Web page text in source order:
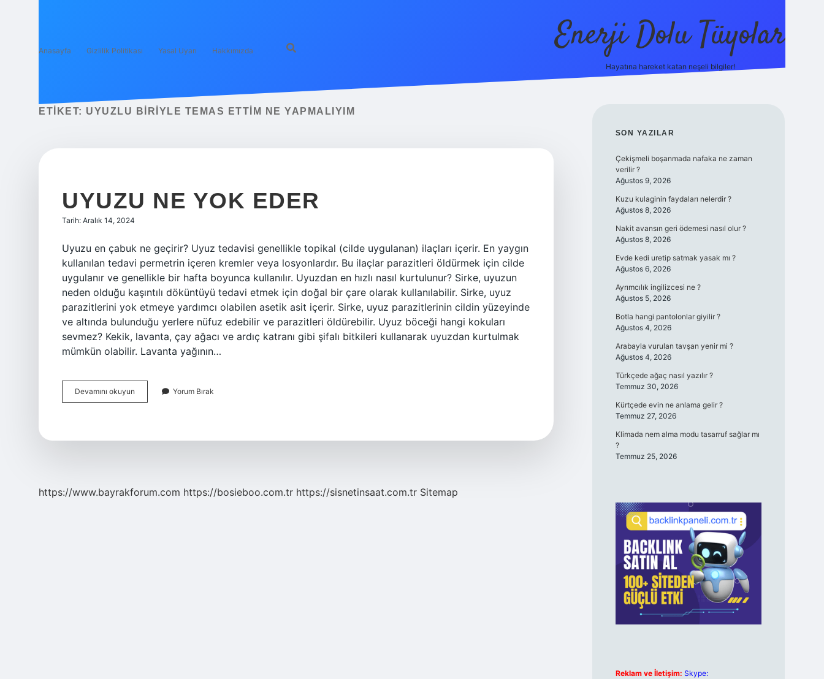
Anasayfa Gizlilik Politikası Yasal Uyarı Hakkımızda Enerji Dolu Tüyolar
Hayatına hareket katan neşeli bilgiler!
ETIKET: UYUZLU BIRIYLE TEMAS ETTIM NE YAPMALIYIM
UYUZU NE YOK EDER
Tarih: Aralık 14, 2024
Uyuzu en çabuk ne geçirir? Uyuz tedavisi genellikle topikal (cilde uygulanan) ilaçları içerir. En yaygın
kullanılan tedavi permetrin içeren kremler veya losyonlardır. Bu ilaçlar parazitleri öldürmek için cilde
uygulanır ve genellikle bir hafta boyunca kullanılır. Uyuzdan en hızlı nasıl kurtulunur? Sirke, uyuzun
neden olduğu kaşıntılı döküntüyü tedavi etmek için doğal bir çare olarak kullanılabilir. Sirke, uyuz
parazitlerini yok etmeye yardımcı olabilen asetik asit içerir. Sirke, uyuz parazitlerinin cildin yüzeyinde
ve altında bulunduğu yerlere nüfuz edebilir ve parazitleri öldürebilir. Uyuz böceği hangi kokuları
sevmez? Kekik, lavanta, çay ağacı ve ardıç katranı gibi şifalı bitkileri kullanarak uyuzdan kurtulmak
mümkün olabilir. Lavanta yağının…
Devamını okuyun
Ne
Yorum Bırak
https://www.bayrakforum.com https://bosieboo.com.tr https://sisnetinsaat.com.tr Sitemap
SIDEBAR
SON YAZILAR
Çekişmeli boşanmada nafaka ne zaman
verilir ?
Ağustos 9, 2026
Kuzu kulaginin faydaları nelerdir ?
Ağustos 8, 2026
Nakit avansın geri ödemesi nasıl olur ?
Ağustos 8, 2026
Evde kedi uretip satmak yasak mı ?
Ağustos 6, 2026
Ayrımcılık ingilizcesi ne ?
Ağustos 5, 2026
Botla hangi pantolonlar giyilir ?
Ağustos 4, 2026
Arabayla vurulan tavşan yenir mi ?
Ağustos 4, 2026
Türkçede ağaç nasıl yazılır ?
Temmuz 30, 2026
Kürtçede evin ne anlama gelir ?
Temmuz 27, 2026
Klimada nem alma modu tasarruf sağlar mı
?
Temmuz 25, 2026
Reklam ve İletişim: Skype: